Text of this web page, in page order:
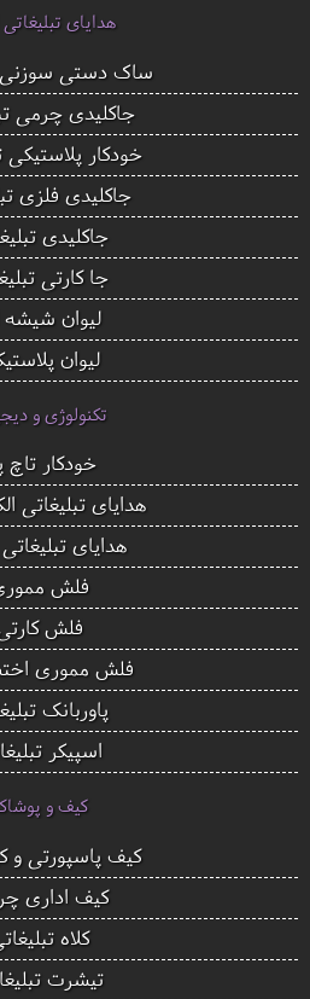
هدایای تبلیغاتی
ساک دستی سوزنی
جاکلیدی چرمی
خودکار پلاستیکی
جاکلیدی فلزی
جاکلیدی
جا کارتی
لیوان
لیوان
تکنولوژی و
خودکار تاچ
هدایای تبلیغاتی
هدایای
فلش
فلش
فلش مموری
پاوربانک
اسپیکر
کیف و
کیف پاسپورتی و
کیف اداری
کلاه
تیشرت